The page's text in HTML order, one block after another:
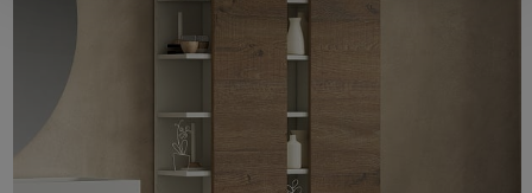
nach der Installation der technischen Cookies fortsetzen.